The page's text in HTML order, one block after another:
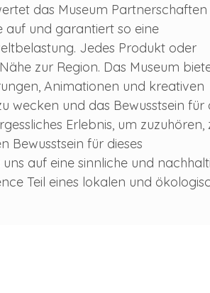
das Museum
auf und garantiert so eine
Jedes Produkt oder
zur Region. Das Museum
Animationen und kreativen
wecken und das Bewusstsein für
Erlebnis, um zuzuhören,
Bewusstsein für dieses
auf eine sinnliche und
Teil eines lokalen und